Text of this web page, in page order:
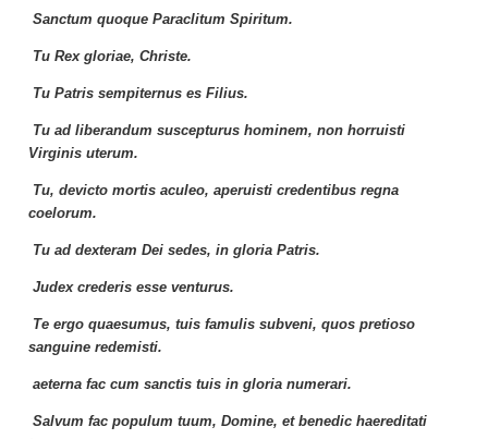
Sanctum quoque Paraclitum Spiritum.
Tu Rex gloriae, Christe.
Tu Patris sempiternus es Filius.
Tu ad liberandum suscepturus hominem, non horruisti
Virginis uterum.
Tu, devicto mortis aculeo, aperuisti credentibus regna
coelorum.
Tu ad dexteram Dei sedes, in gloria Patris.
Judex crederis esse venturus.
Te ergo quaesumus, tuis famulis subveni, quos pretioso
sanguine redemisti.
aeterna fac cum sanctis tuis in gloria numerari.
Salvum fac populum tuum, Domine, et benedic haereditati